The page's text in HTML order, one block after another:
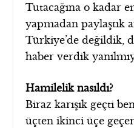
Tutacağına o kadar
yapmadan paylaştık
Türkiye’de değildik,
haber verdik
Hamilelik nasıldı?
Biraz karışık geçti
üçten ikinci üçe